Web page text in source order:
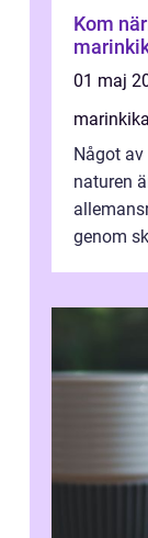
Kom
01 maj
Något
naturen
genom